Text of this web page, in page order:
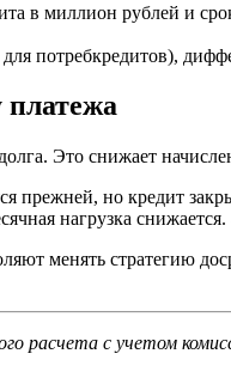
в миллион рублей и
для потребкредитов),
платежа
Это снижает
прежней, но кредит
нагрузка
менять стратегию
с учетом